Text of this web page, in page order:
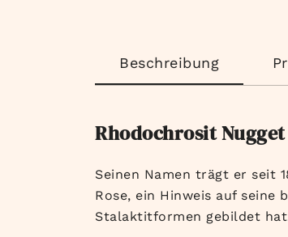
Beschreibung
Rhodochrosit
Seinen Namen trägt er seit
Rose, ein Hinweis auf
Stalaktitformen gebildet